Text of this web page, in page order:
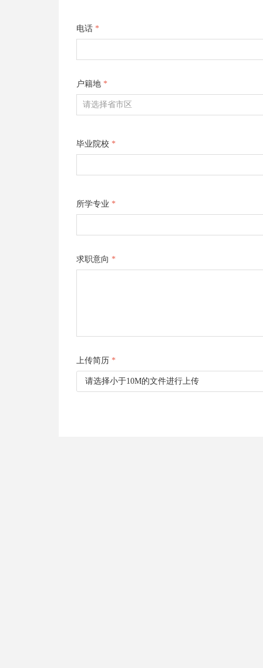
电话 *
户籍地 *
毕业院校 *
所学专业 *
求职意向 *
上传简历 *
请选择小于10M的文件进行上传